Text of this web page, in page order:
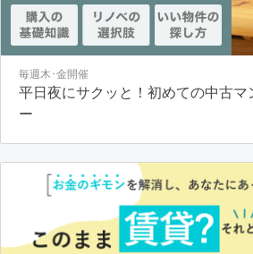
毎週木･金開催
平日夜にサクッと！初めての中古マ
ー